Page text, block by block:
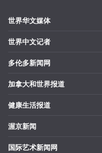
世界华文媒体
世界中文记者
多伦多新闻网
加拿大和世界报道
健康生活报道
渥京新闻
国际艺术新闻网